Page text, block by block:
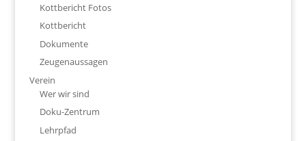
Kottbericht Fotos
Kottbericht
Dokumente
Zeugenaussagen
Verein
Wer wir sind
Doku-Zentrum
Lehrpfad